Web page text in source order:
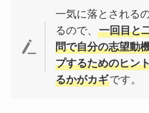
一気に落とされる
るので、一回目と
問で自分の志望動
プするためのヒン
るかがカギです。